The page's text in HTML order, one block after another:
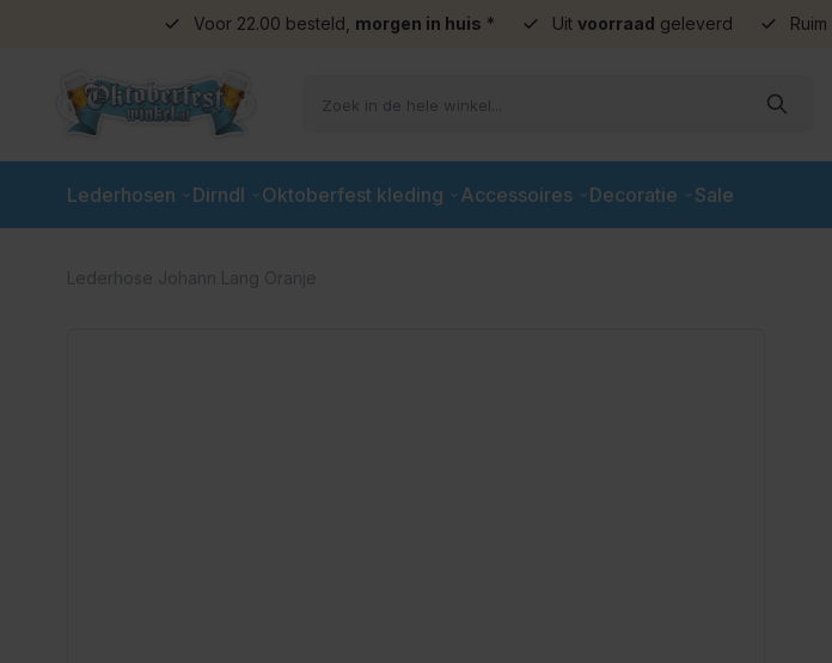
Voor 22.00 besteld, morgen in huis * Uit voorraad geleverd Ruim
Lederhosen Dirndl Oktoberfest kleding Accessoires Decoratie Sale
Lederhose Johann Lang Oranje